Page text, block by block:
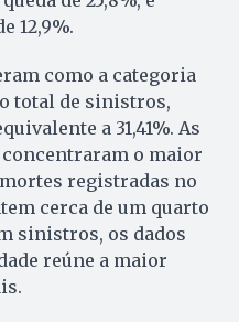
12,9%.
como a categoria
total de sinistros,
a 31,41%. As
o maior
registradas no
cerca de um quarto
sinistros, os dados
reúne a maior